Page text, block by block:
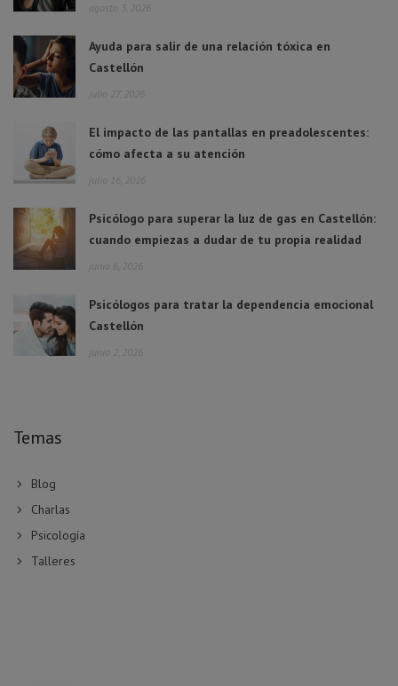
agosto 3, 2026
Ayuda para salir de una relación tóxica en
Castellón
julio 27, 2026
El impacto de las pantallas en preadolescentes:
cómo afecta a su atención
julio 16, 2026
Psicólogo para superar la luz de gas en Castellón:
cuando empiezas a dudar de tu propia realidad
junio 6, 2026
Psicólogos para tratar la dependencia emocional
Castellón
junio 2, 2026
Temas
Blog
Charlas
Psicología
Talleres